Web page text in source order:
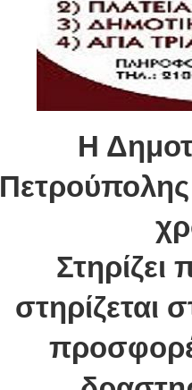
Η
Στηρίζει
στηρίζεται